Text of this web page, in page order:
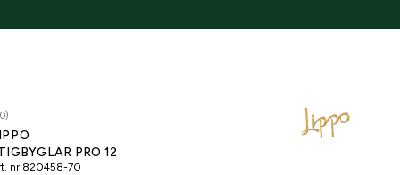
PRO 12
nr 820458-70